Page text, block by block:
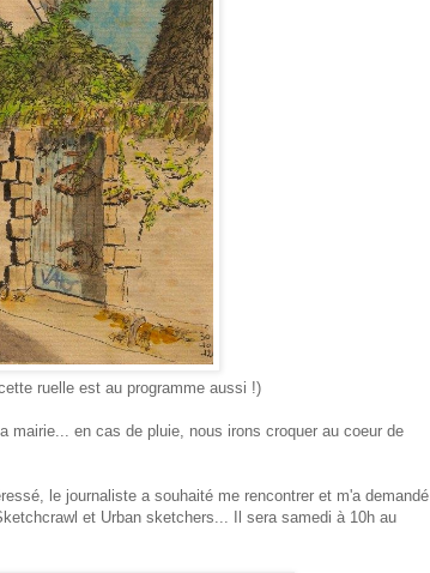
ruelle est au programme aussi !)
mairie... en cas de pluie, nous irons croquer au coeur de
le journaliste a souhaité me rencontrer et m'a demandé
et Urban sketchers... Il sera samedi à 10h au